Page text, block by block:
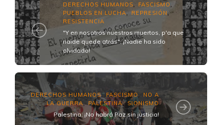
DERECHOS HUMANOS FASCISMO
PUEBLOS EN LUCHA REPRESIÓN ,
RESISTENCIA
"Y en nosotros nuestros muertos, p'a que
naide quede atrás". ¡Nadie ha sido
olvidado!
DERECHOS HUMANOS, FASCISMO
NO A
LA GUERRA, PALESTINA, SIONISMO
Palestina: ¡No habrá Paz sin justicia!